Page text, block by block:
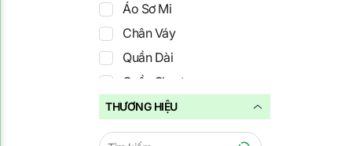
Áo Sơ Mi
Chân Váy
Quần Dài
Quần Short
Áo Thun
Jeans
THƯƠNG HIỆU